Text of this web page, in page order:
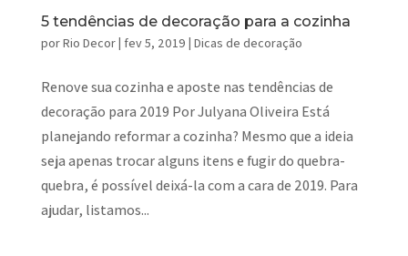
5 tendências de decoração para a cozinha
porRio Decor| fev 5, 2019 | Dicas de decoração
Renove sua cozinha e aposte nas tendências de
decoração para 2019 Por Julyana Oliveira Está
planejando reformar a cozinha? Mesmo que a ideia
seja apenas trocar alguns itens e fugir do quebra-
quebra, é possível deixá-la com a cara de 2019. Para
ajudar, listamos...